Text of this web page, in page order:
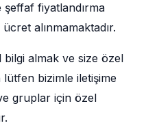
şeffaf fiyatlandırma
alınmamaktadır.
bilgi almak ve size özel
bizimle iletişime
gruplar için özel